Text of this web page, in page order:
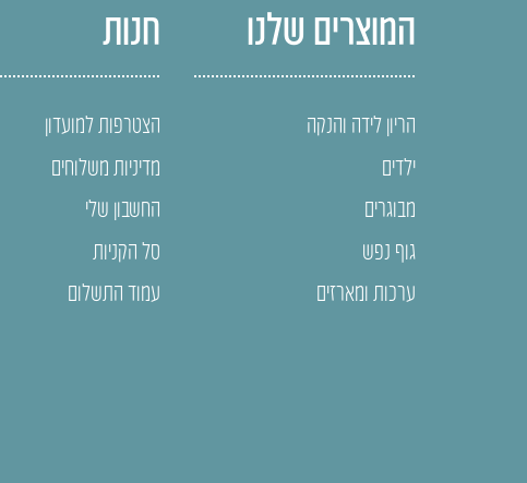
המוצרים שלנו
הריון לידה והנקה
ילדים
מבוגרים
גוף נפש
ערכות ומארזים
חנות
הצטרפות למועדון
מדיניות משלוחים
החשבון שלי
סל הקניות
עמוד התשלום